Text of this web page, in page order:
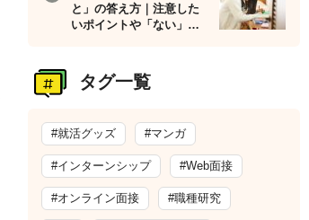
と」の答え方｜注意した
いポイントや「ない」…
タグ一覧
#就活グッズ #マンガ
#インターンシップ #Web面接
#オンライン面接 #職種研究